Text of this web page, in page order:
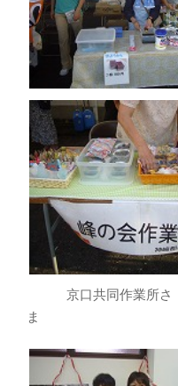
京口共同作業所さ
ま